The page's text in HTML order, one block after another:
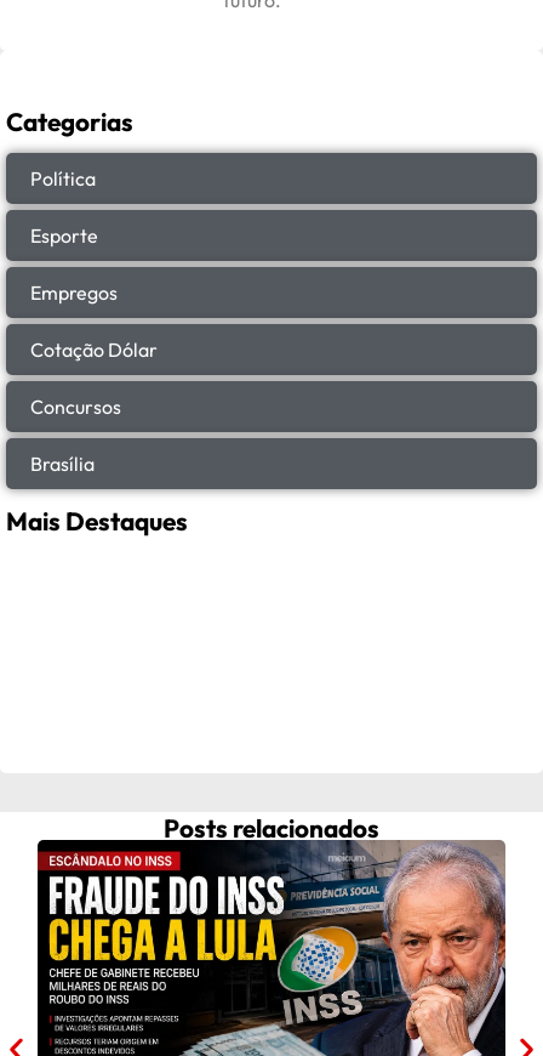
Categorias
Política
Esporte
Empregos
Cotação Dólar
Concursos
Brasília
Mais Destaques
Posts relacionados